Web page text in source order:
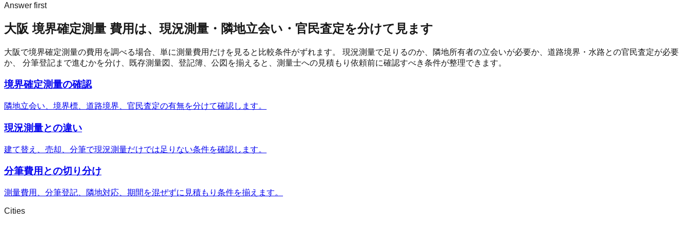
Answer first
大阪 境界確定測量 費用は、現況測量・隣地立会い・官民査定を分けて見ます
大阪で境界確定測量の費用を調べる場合、単に測量費用だけを見ると比較条件がずれます。 現況測量で足りるのか、隣地所有者の立会いが必要か、道路境界・水路との官民査定が必要
か、 分筆登記まで進むかを分け、既存測量図、登記簿、公図を揃えると、測量士への見積もり依頼前に確認すべき条件が整理できます。
境界確定測量の確認
隣地立会い、境界標、道路境界、官民査定の有無を分けて確認します。
現況測量との違い
建て替え、売却、分筆で現況測量だけでは足りない条件を確認します。
分筆費用との切り分け
測量費用、分筆登記、隣地対応、期間を混ぜずに見積もり条件を揃えます。
Cities